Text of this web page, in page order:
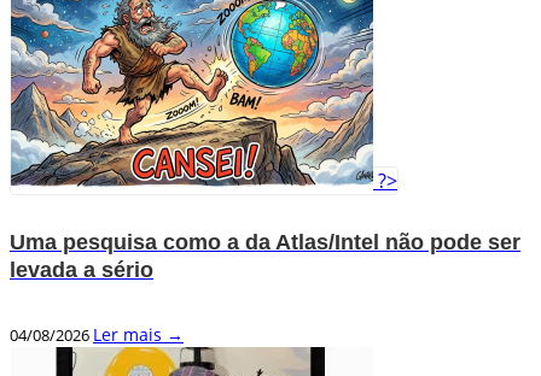
?>
Uma pesquisa como a da Atlas/Intel não pode ser
levada a sério
04/08/2026 Ler mais →